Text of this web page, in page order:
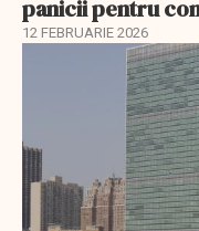
panicii pentru
12 FEBRUARIE 2026